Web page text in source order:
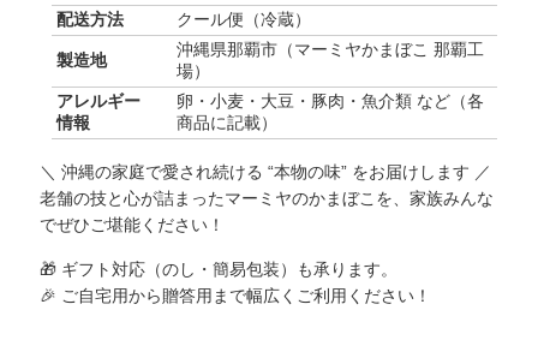
配送方法
クール便（冷蔵）
製造地
沖縄県那覇市（マーミヤかまぼこ 那覇工
場）
アレルギー
情報
卵・小麦・大豆・豚肉・魚介類 など（各
商品に記載）
＼ 沖縄の家庭で愛され続ける “本物の味” をお届けします ／
老舗の技と心が詰まったマーミヤのかまぼこを、家族みんな
でぜひご堪能ください！
🎁 ギフト対応（のし・簡易包装）も承ります。
🎉 ご自宅用から贈答用まで幅広くご利用ください！